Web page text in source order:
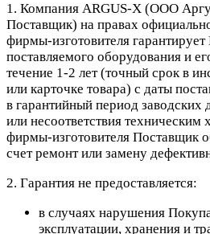
1. Компания ARGUS-X (ООО
Поставщик) на правах
фирмы-изготовителя
поставляемого оборудования и
течение 1-2 лет (точный срок в
или карточке товара) с даты
в гарантийный период заводских
или несоответствия техническим
фирмы-изготовителя Поставщик
счет ремонт или замену
2. Гарантия не предоставляется:
в случаях нарушения
эксплуатации, хранения и